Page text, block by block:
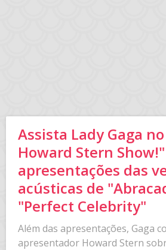
Assista Lady Gaga
Howard Stern
apresentações das
acústicas de
"Perfect Celebrity"
Além das apresentações, Gaga
apresentador Howard Stern